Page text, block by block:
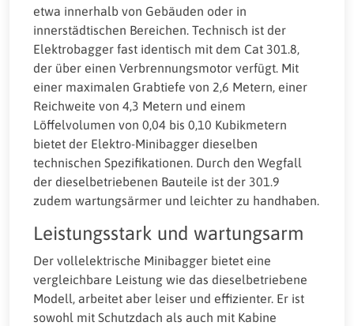
etwa innerhalb von Gebäuden oder in
innerstädtischen Bereichen. Technisch ist der
Elektrobagger fast identisch mit dem Cat 301.8,
der über einen Verbrennungsmotor verfügt. Mit
einer maximalen Grabtiefe von 2,6 Metern, einer
Reichweite von 4,3 Metern und einem
Löffelvolumen von 0,04 bis 0,10 Kubikmetern
bietet der Elektro-Minibagger dieselben
technischen Spezifikationen. Durch den Wegfall
der dieselbetriebenen Bauteile ist der 301.9
zudem wartungsärmer und leichter zu handhaben.
Leistungsstark und wartungsarm
Der vollelektrische Minibagger bietet eine
vergleichbare Leistung wie das dieselbetriebene
Modell, arbeitet aber leiser und effizienter. Er ist
sowohl mit Schutzdach als auch mit Kabine